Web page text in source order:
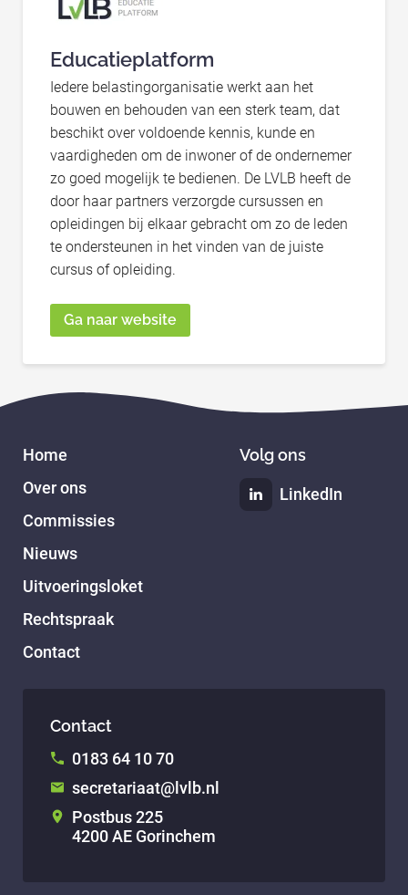
Educatieplatform
Iedere belastingorganisatie werkt aan het
bouwen en behouden van een sterk team, dat
beschikt over voldoende kennis, kunde en
vaardigheden om de inwoner of de ondernemer
zo goed mogelijk te bedienen. De LVLB heeft de
door haar partners verzorgde cursussen en
opleidingen bij elkaar gebracht om zo de leden
te ondersteunen in het vinden van de juiste
cursus of opleiding.
Ga naar website
Home
Over ons
Commissies
Nieuws
Uitvoeringsloket
Rechtspraak
Contact
Volg ons
LinkedIn
Contact
0183 64 10 70
secretariaat@lvlb.nl
Postbus 225
4200 AE Gorinchem